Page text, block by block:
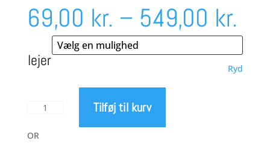
69,00 kr. – 549,00 kr.
lejer Ryd
Tripeak
41.8
Tilføj til kurv
OR